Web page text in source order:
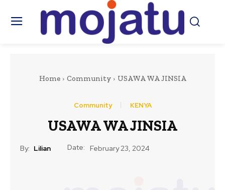
Home Community USAWA WA JINSIA
Community KENYA
USAWA WA JINSIA
By: Lilian Date: February 23, 2024